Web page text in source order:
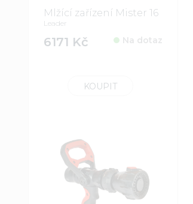
Mlžící zařízení Mister 16
Leader
6171 Kč Na dotaz
KOUPIT